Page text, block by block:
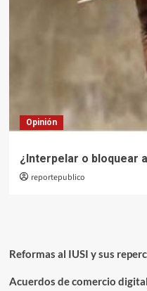
Opinión
¿Interpelar o bloquear
reportepublico
Reformas al IUSI y sus
Acuerdos de comercio